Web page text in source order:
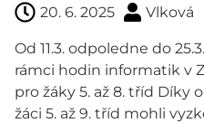
20. 6. 2025 Vlková
Od 11.3. odpoledne do
rámci hodin informatik v
pro žáky 5. až 8. tříd Díky
žáci 5. až 9. tříd mohli